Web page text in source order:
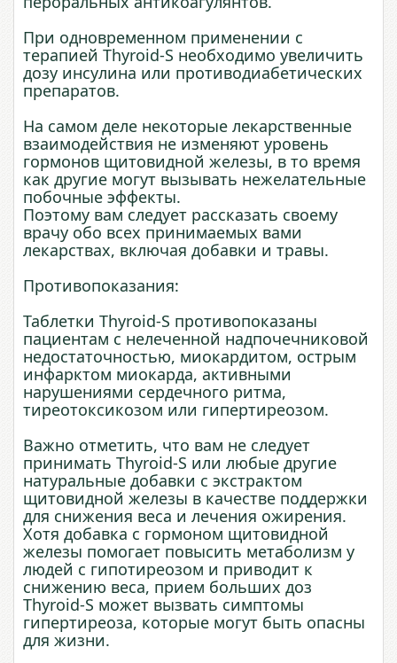
При одновременном применении с
терапией Thyroid-S необходимо увеличить
дозу инсулина или противодиабетических
препаратов.
На самом деле некоторые лекарственные
взаимодействия не изменяют уровень
гормонов щитовидной железы, в то время
как другие могут вызывать нежелательные
побочные эффекты.
Поэтому вам следует рассказать своему
врачу обо всех принимаемых вами
лекарствах, включая добавки и травы.
Противопоказания:
Таблетки Thyroid-S противопоказаны
пациентам с нелеченной надпочечниковой
недостаточностью, миокардитом, острым
инфарктом миокарда, активными
нарушениями сердечного ритма,
тиреотоксикозом или гипертиреозом.
Важно отметить, что вам не следует
принимать Thyroid-S или любые другие
натуральные добавки с экстрактом
щитовидной железы в качестве поддержки
для снижения веса и лечения ожирения.
Хотя добавка с гормоном щитовидной
железы помогает повысить метаболизм у
людей с гипотиреозом и приводит к
снижению веса, прием больших доз
Thyroid-S может вызвать симптомы
гипертиреоза, которые могут быть опасны
для жизни.